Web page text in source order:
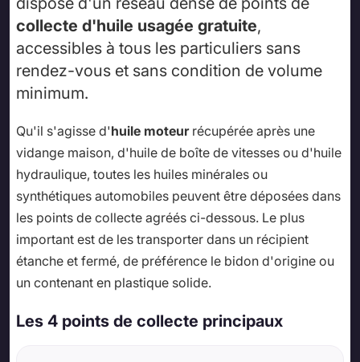
collecte d'huile usagée gratuite,
accessibles à tous les particuliers sans
rendez-vous et sans condition de volume
minimum.
Qu'il s'agisse d'huile moteurrécupérée après une
vidange maison, d'huile de boîte de vitesses ou d'huile
hydraulique, toutes les huiles minérales ou
synthétiques automobiles peuvent être déposées dans
les points de collecte agréés ci-dessous. Le plus
important est de les transporter dans un récipient
étanche et fermé, de préférence le bidon d'origine ou
un contenant en plastique solide.
Les 4 points de collecte principaux